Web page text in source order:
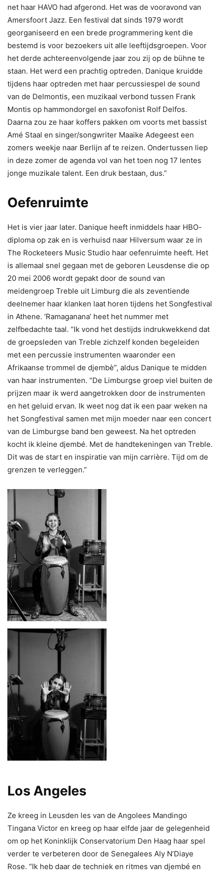
net haar HAVO had afgerond. Het was de vooravond van
Amersfoort Jazz. Een festival dat sinds 1979 wordt
georganiseerd en een brede programmering kent die
bestemd is voor bezoekers uit alle leeftijdsgroepen. Voor
het derde achtereenvolgende jaar zou zij op de bühne te
staan. Het werd een prachtig optreden. Danique kruidde
tijdens haar optreden met haar percussiespel de sound
van de Delmontis, een muzikaal verbond tussen Frank
Montis op hammondorgel en saxofonist Rolf Delfos.
Daarna zou ze haar koffers pakken om voorts met bassist
Amé Staal en singer/songwriter Maaike Adegeest een
zomers weekje naar Berlijn af te reizen. Ondertussen liep
in deze zomer de agenda vol van het toen nog 17 lentes
jonge muzikale talent. Een druk bestaan, dus.”
Oefenruimte
Het is vier jaar later. Danique heeft inmiddels haar HBO-
diploma op zak en is verhuisd naar Hilversum waar ze in
The Rocketeers Music Studio haar oefenruimte heeft. Het
is allemaal snel gegaan met de geboren Leusdense die op
20 mei 2006 wordt gepakt door de sound van
meidengroep Treble uit Limburg die als zeventiende
deelnemer haar klanken laat horen tijdens het Songfestival
in Athene. ‘Ramaganana’ heet het nummer met
zelfbedachte taal. “Ik vond het destijds indrukwekkend dat
de groepsleden van Treble zichzelf konden begeleiden
met een percussie instrumenten waaronder een
Afrikaanse trommel de djembè”, aldus Danique te midden
van haar instrumenten. “De Limburgse groep viel buiten de
prijzen maar ik werd aangetrokken door de instrumenten
en het geluid ervan. Ik weet nog dat ik een paar weken na
het Songfestival samen met mijn moeder naar een concert
van de Limburgse band ben geweest. Na het optreden
kocht ik kleine djembé. Met de handtekeningen van Treble.
Dit was de start en inspiratie van mijn carrière. Tijd om de
grenzen te verleggen.”
Los Angeles
Ze kreeg in Leusden les van de Angolees Mandingo
Tingana Victor en kreeg op haar elfde jaar de gelegenheid
om op het Koninklijk Conservatorium Den Haag haar spel
verder te verbeteren door de Senegalees Aly N’Diaye
Rose. “Ik heb daar de techniek en ritmes van djembé en